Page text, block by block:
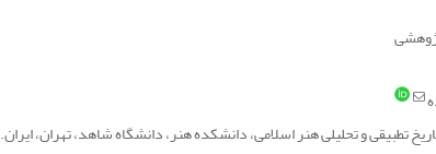
تطبیقی و تحلیلی هنر اسلامی، دانشکده هنر، دانشگاه شاهد، تهران، ایران.